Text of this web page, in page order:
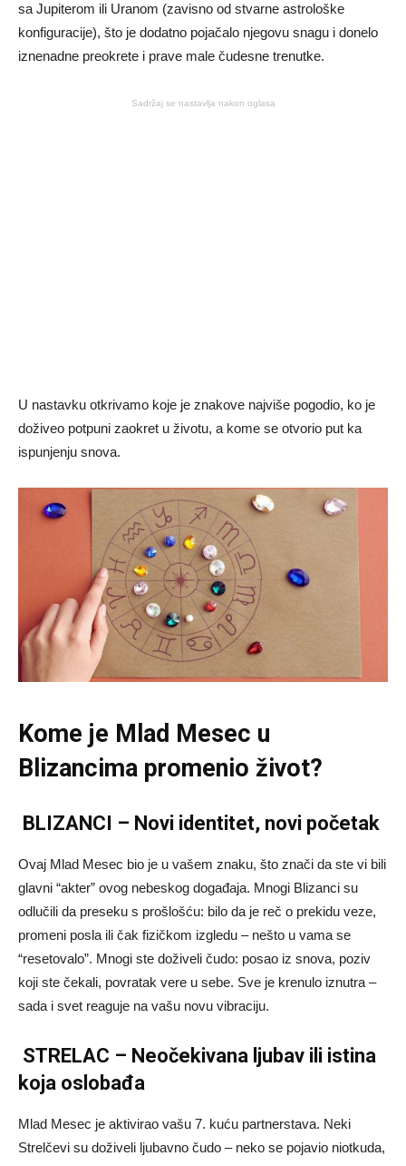
sa Jupiterom ili Uranom (zavisno od stvarne astrološke
konfiguracije), što je dodatno pojačalo njegovu snagu i donelo
iznenadne preokrete i prave male čudesne trenutke.
Sadržaj se nastavlja nakon oglasa
U nastavku otkrivamo koje je znakove najviše pogodio, ko je
doživeo potpuni zaokret u životu, a kome se otvorio put ka
ispunjenju snova.
Kome je Mlad Mesec u
Blizancima promenio život?
BLIZANCI – Novi identitet, novi početak
Ovaj Mlad Mesec bio je u vašem znaku, što znači da ste vi bili
glavni “akter” ovog nebeskog događaja. Mnogi Blizanci su
odlučili da preseku s prošlošću: bilo da je reč o prekidu veze,
promeni posla ili čak fizičkom izgledu – nešto u vama se
“resetovalo”. Mnogi ste doživeli čudo: posao iz snova, poziv
koji ste čekali, povratak vere u sebe. Sve je krenulo iznutra –
sada i svet reaguje na vašu novu vibraciju.
STRELAC – Neočekivana ljubav ili istina
koja oslobađa
Mlad Mesec je aktivirao vašu 7. kuću partnerstava. Neki
Strelčevi su doživeli ljubavno čudo – neko se pojavio niotkuda,